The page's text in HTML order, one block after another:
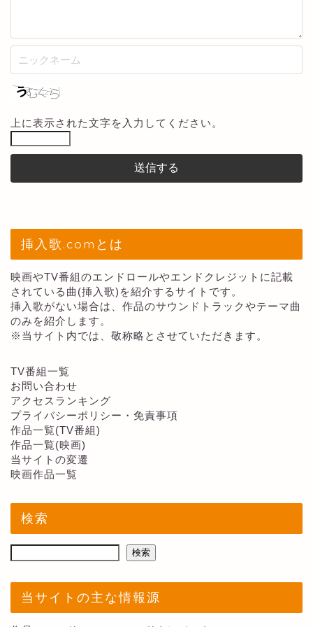
上に表示された文字を入力してください。
挿入歌.comとは
映画やTV番組のエンドロールやエンドクレジットに記載
されている曲(挿入歌)を紹介するサイトです。
挿入歌がない場合は、作品のサウンドトラックやテーマ曲
のみを紹介します。
※当サイト内では、敬称略とさせていただきます。
TV番組一覧
お問い合わせ
アクセスランキング
プライバシーポリシー・免責事項
作品一覧(TV番組)
作品一覧(映画)
当サイトの変遷
映画作品一覧
検索
検索
当サイトの主な情報源